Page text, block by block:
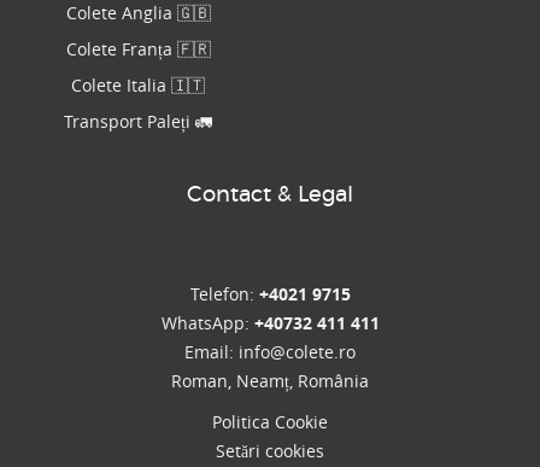
Colete Anglia 🇬🇧
Colete Franța 🇫🇷
Colete Italia 🇮🇹
Transport Paleți 🚛
Contact & Legal
Telefon: +4021 9715
WhatsApp: +40732 411 411
Email: info@colete.ro
Roman, Neamț, România
Politica Cookie
Setări cookies